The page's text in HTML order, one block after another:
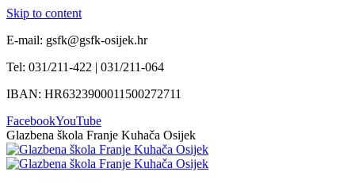
Skip to content
E-mail: gsfk@gsfk-osijek.hr
Tel: 031/211-422 | 031/211-064
IBAN: HR6323900011500272711
FacebookYouTube
Glazbena škola Franje Kuhača Osijek